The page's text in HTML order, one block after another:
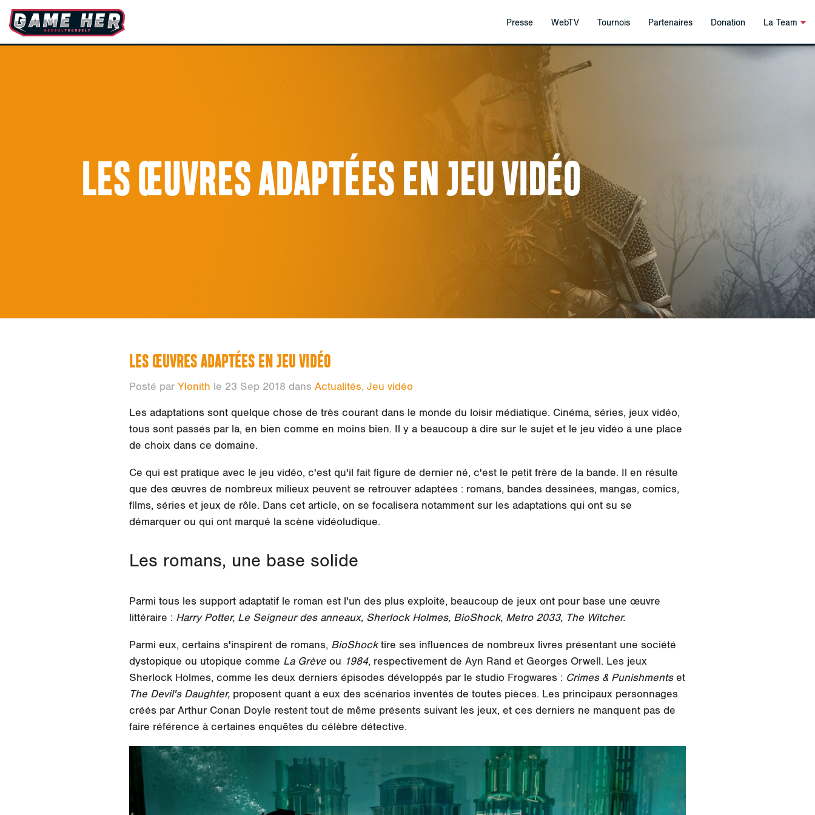
Presse WebTV Tournois Partenaires Donation La Team
LES ŒUVRES ADAPTÉES EN JEU VIDÉO
LES ŒUVRES ADAPTÉES EN JEU VIDÉO
Posté par Ylonith le 23 Sep 2018 dans Actualités, Jeu vidéo
Les adaptations sont quelque chose de très courant dans le monde du loisir médiatique. Cinéma, séries, jeux vidéo,
tous sont passés par là, en bien comme en moins bien. Il y a beaucoup à dire sur le sujet et le jeu vidéo à une place
de choix dans ce domaine.
Ce qui est pratique avec le jeu vidéo, c'est qu'il fait figure de dernier né, c'est le petit frère de la bande. Il en résulte
que des œuvres de nombreux milieux peuvent se retrouver adaptées : romans, bandes dessinées, mangas, comics,
films, séries et jeux de rôle. Dans cet article, on se focalisera notamment sur les adaptations qui ont su se
démarquer ou qui ont marqué la scène vidéoludique.
Les romans, une base solide
Parmi tous les support adaptatif le roman est l'un des plus exploité, beaucoup de jeux ont pour base une œuvre
littéraire : Harry Potter, Le Seigneur des anneaux, Sherlock Holmes, BioShock, Metro 2033, The Witcher.
Parmi eux, certains s'inspirentde romans, BioShocktire ses influences de nombreux livres présentant une société
dystopique ou utopique comme La Grève ou 1984, respectivement de Ayn Rand et Georges Orwell. Les jeux
Sherlock Holmes, comme les deux derniers épisodes développés par le studio Frogwares : Crimes & Punishmentset
The Devil's Daughter,proposent quant à eux des scénarios inventés de toutes pièces. Les principaux personnages
créés par Arthur Conan Doyle restent tout de même présents suivant les jeux, et ces derniers ne manquent pas de
faire référence à certaines enquêtes du célèbre détective.